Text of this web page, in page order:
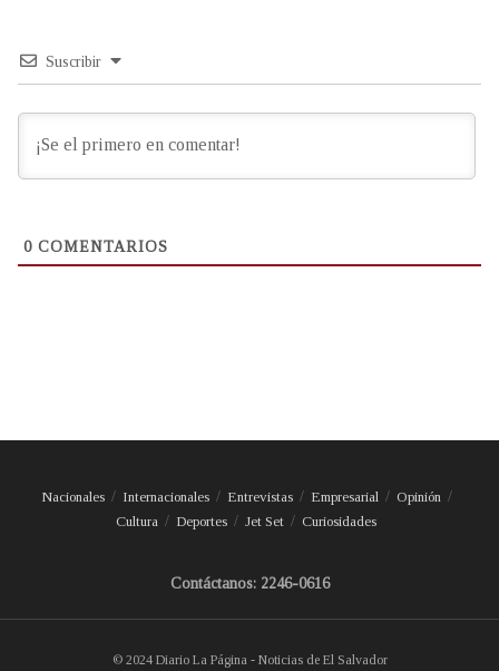
Suscribir
0 COMENTARIOS
Nacionales Internacionales Entrevistas Empresarial
Opinión
Cultura
Deportes Jet Set Curiosidades
Contáctanos: 2246-0616
© 2024 Diario La Página - Noticias de El Salvador